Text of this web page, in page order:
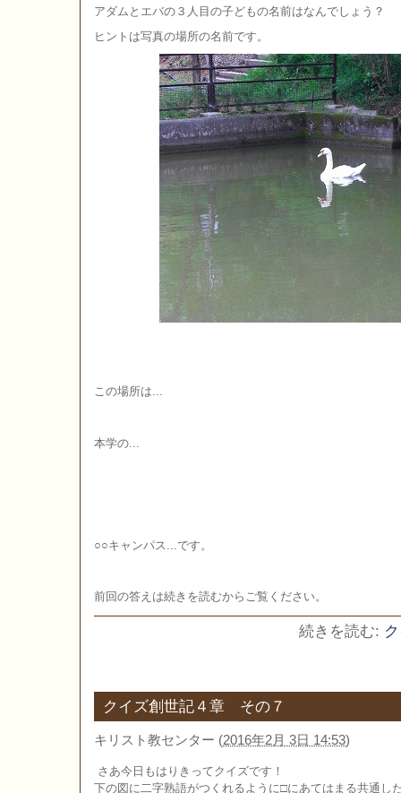
アダムとエバの３人目の子どもの名前はなんでしょう？
ヒントは写真の場所の名前です。
この場所は...
本学の...
○○キャンパス...です。
前回の答えは続きを読むからご覧ください。
続きを読む:
クイズ創世記４章 その７
キリスト教センター (2016年2月 3日 14:53)
さあ今日もはりきってクイズです！
下の図に二字熟語がつくれるように□にあてはまる共通し